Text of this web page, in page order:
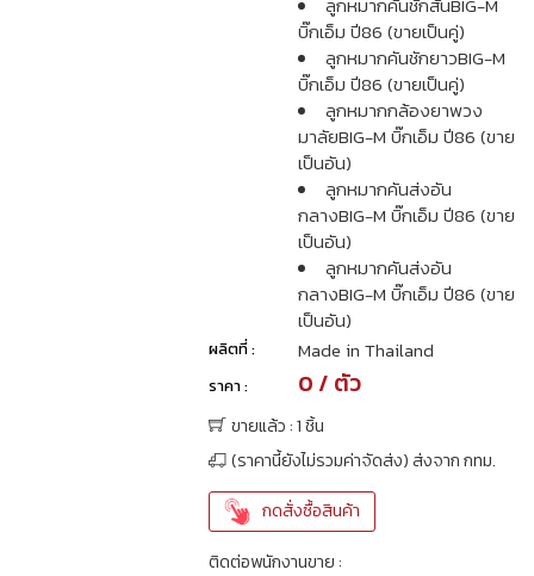
บิ๊กเอ็ม ปี86 (ขายเป็นคู่)
ลูกหมากคันชักยาวBIG-M
บิ๊กเอ็ม ปี86 (ขายเป็นคู่)
ลูกหมากกล้องยาพวง
มาลัยBIG-M บิ๊กเอ็ม ปี86 (ขาย
เป็นอัน)
ลูกหมากคันส่งอัน
กลางBIG-M บิ๊กเอ็ม ปี86 (ขาย
เป็นอัน)
ลูกหมากคันส่งอัน
กลางBIG-M บิ๊กเอ็ม ปี86 (ขาย
เป็นอัน)
ผลิตที่ : Made in Thailand
ราคา : 0 / ตัว
ขายแล้ว : 1 ชิ้น
(ราคานี้ยังไม่รวมค่าจัดส่ง) ส่งจาก กทม.
กดสั่งซื้อสินค้า
ติดต่อพนักงานขาย :